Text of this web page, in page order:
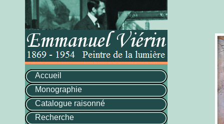
Accueil
Monographie
Catalogue raisonné
Recherche